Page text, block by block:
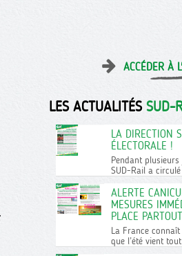
ACCÉDER À
LES ACTUALITÉS SUD-
LA DIRECTION
ÉLECTORALE !
Pendant
SUD-Rail a
ALERTE
MESURES
PLACE
La France
que l’été vient